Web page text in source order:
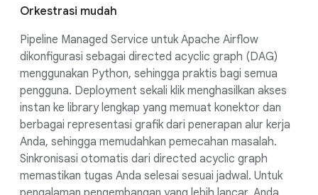
Orkestrasi mudah
Pipeline Managed Service untuk Apache Airflow
dikonfigurasi sebagai directed acyclic graph (DAG)
menggunakan Python, sehingga praktis bagi semua
pengguna. Deployment sekali klik menghasilkan akses
instan ke library lengkap yang memuat konektor dan
berbagai representasi grafik dari penerapan alur kerja
Anda, sehingga memudahkan pemecahan masalah.
Sinkronisasi otomatis dari directed acyclic graph
memastikan tugas Anda selesai sesuai jadwal. Untuk